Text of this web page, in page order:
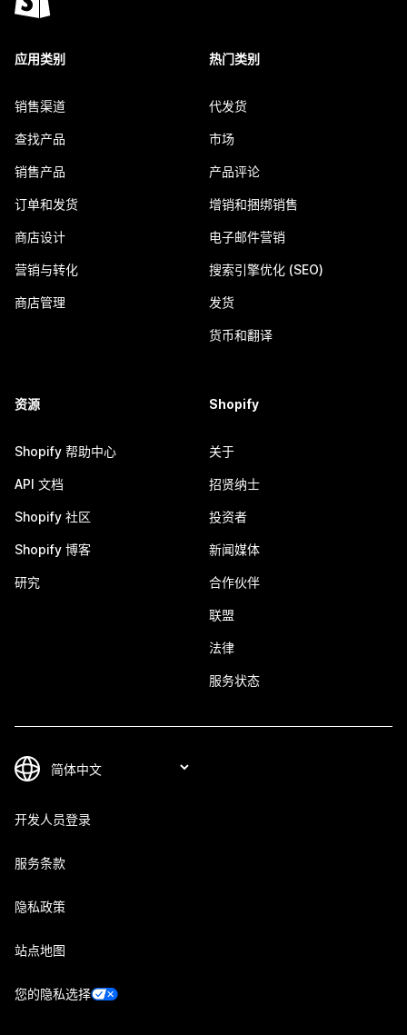
应用类别
销售渠道
查找产品
销售产品
订单和发货
商店设计
营销与转化
商店管理
热门类别
代发货
市场
产品评论
增销和捆绑销售
电子邮件营销
搜索引擎优化 (SEO)
发货
货币和翻译
资源
Shopify 帮助中心
API 文档
Shopify 社区
Shopify 博客
研究
Shopify
关于
招贤纳士
投资者
新闻媒体
合作伙伴
联盟
法律
服务状态
开发人员登录
服务条款
隐私政策
站点地图
您的隐私选择